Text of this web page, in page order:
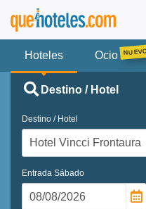
Hoteles Ocio
Destino / Hotel
Destino / Hotel
Entrada Sábado